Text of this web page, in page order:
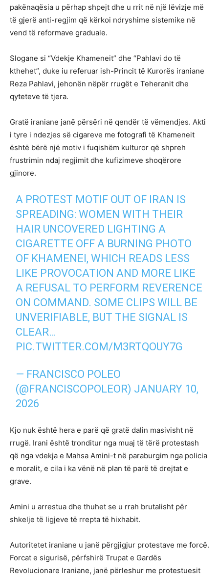
pakënaqësia u përhap shpejt dhe u rrit në një lëvizje më
të gjerë anti-regjim që kërkoi ndryshime sistemike në
vend të reformave graduale.
Slogane si “Vdekje Khameneit” dhe “Pahlavi do të
kthehet”, duke iu referuar ish-Princit të Kurorës iraniane
Reza Pahlavi, jehonën nëpër rrugët e Teheranit dhe
qyteteve të tjera.
Gratë iraniane janë përsëri në qendër të vëmendjes. Akti
i tyre i ndezjes së cigareve me fotografi të Khameneit
është bërë një motiv i fuqishëm kulturor që shpreh
frustrimin ndaj regjimit dhe kufizimeve shoqërore
gjinore.
A PROTEST MOTIF OUT OF IRAN IS
SPREADING: WOMEN WITH THEIR
HAIR UNCOVERED LIGHTING A
CIGARETTE OFF A BURNING PHOTO
OF KHAMENEI, WHICH READS LESS
LIKE PROVOCATION AND MORE LIKE
A REFUSAL TO PERFORM REVERENCE
ON COMMAND. SOME CLIPS WILL BE
UNVERIFIABLE, BUT THE SIGNAL IS
CLEAR…
PIC.TWITTER.COM/M3RTQOUY7G
— FRANCISCO POLEO
(@FRANCISCOPOLEOR) JANUARY 10,
2026
Kjo nuk është hera e parë që gratë dalin masivisht në
rrugë. Irani është tronditur nga muaj të tërë protestash
që nga vdekja e Mahsa Amini-t në paraburgim nga policia
e moralit, e cila i ka vënë në plan të parë të drejtat e
grave.
Amini u arrestua dhe thuhet se u rrah brutalisht për
shkelje të ligjeve të rrepta të hixhabit.
Autoritetet iraniane u janë përgjigjur protestave me forcë.
Forcat e sigurisë, përfshirë Trupat e Gardës
Revolucionare Iraniane, janë përleshur me protestuesit